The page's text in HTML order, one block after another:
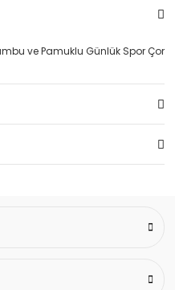
ve Pamuklu Günlük Spor Çor